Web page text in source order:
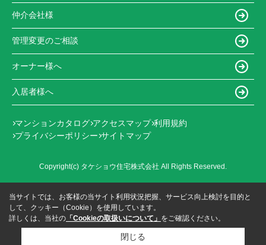
仲介会社様
管理変更のご相談
オーナー様へ
入居者様へ
マンションカタログ アクセスマップ 利用規約
プライバシーポリシー サイトマップ
Copyright(c) タケショウ住宅株式会社 All Rights Reserved.
当サイトでは、お客様の当サイト利用状況把握、サービス向上検討を目的と
して、クッキー（Cookie）を使用しています。
詳しくは、当社の 「Cookieの取扱いについて」 をご確認ください。
閉じる